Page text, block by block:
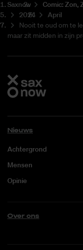
Saxnow Co­mic: Zon,
2024
April
Nooit te oud om te
maar zit midden in zijn
Nieuws
Achtergrond
Mensen
Opinie
Over ons